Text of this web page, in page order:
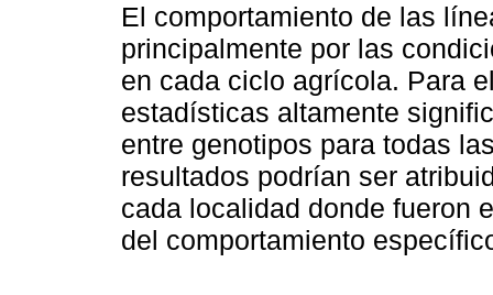
El comportamiento de las
principalmente por las
en cada ciclo agrícola. Para
estadísticas altamente
entre genotipos para todas
resultados podrían ser
cada localidad donde fueron
del comportamiento